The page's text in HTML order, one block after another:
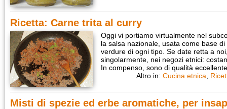
Ricetta: Carne trita al curry
Oggi vi portiamo virtualmente nel
la salsa nazionale, usata come base
verdure di ogni tipo. Se date retta a
singolarmente, nei negozi etnici:
In compenso, sono di qualità
Altro in: Cucina etnica
Misti di spezie ed erbe aromatiche, per